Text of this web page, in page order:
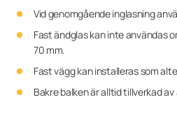
Vid genomgående inglasning
Fast ändglas kan inte användas
70 mm.
Fast vägg kan installeras som
Bakre balken är alltid tillverkad